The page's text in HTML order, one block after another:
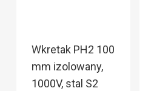
Wkretak PH2 100
mm izolowany,
1000V, stal S2